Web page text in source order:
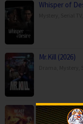
Whisper of
Mr.Kill (2026)
Beast Race
Action, Movies,